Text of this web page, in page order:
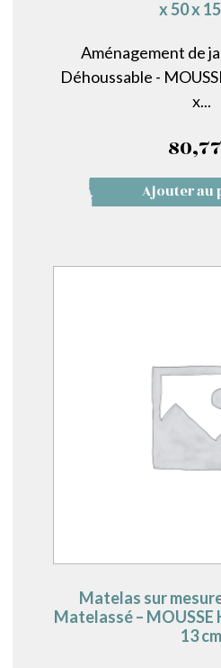
x 50 x
Aménagement de
Déhoussable -
x...
80,77
Ajouter au
Matelas sur
Matelassé – MOUSSE
13 cm